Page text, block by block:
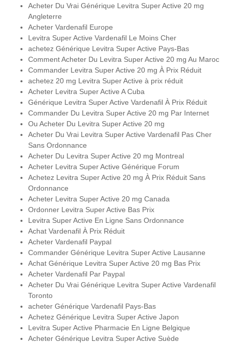
Acheter Du Vrai Générique Levitra Super Active 20 mg
Angleterre
Acheter Vardenafil Europe
Levitra Super Active Vardenafil Le Moins Cher
achetez Générique Levitra Super Active Pays-Bas
Comment Acheter Du Levitra Super Active 20 mg Au Maroc
Commander Levitra Super Active 20 mg À Prix Réduit
achetez 20 mg Levitra Super Active à prix réduit
Acheter Levitra Super Active A Cuba
Générique Levitra Super Active Vardenafil À Prix Réduit
Commander Du Levitra Super Active 20 mg Par Internet
Ou Acheter Du Levitra Super Active 20 mg
Acheter Du Vrai Levitra Super Active Vardenafil Pas Cher
Sans Ordonnance
Acheter Du Levitra Super Active 20 mg Montreal
Acheter Levitra Super Active Générique Forum
Achetez Levitra Super Active 20 mg À Prix Réduit Sans
Ordonnance
Acheter Levitra Super Active 20 mg Canada
Ordonner Levitra Super Active Bas Prix
Levitra Super Active En Ligne Sans Ordonnance
Achat Vardenafil À Prix Réduit
Acheter Vardenafil Paypal
Commander Générique Levitra Super Active Lausanne
Achat Générique Levitra Super Active 20 mg Bas Prix
Acheter Vardenafil Par Paypal
Acheter Du Vrai Générique Levitra Super Active Vardenafil
Toronto
acheter Générique Vardenafil Pays-Bas
Achetez Générique Levitra Super Active Japon
Levitra Super Active Pharmacie En Ligne Belgique
Acheter Générique Levitra Super Active Suède